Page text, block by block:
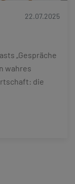
22.07.2025
„Gespräche
wahres
die